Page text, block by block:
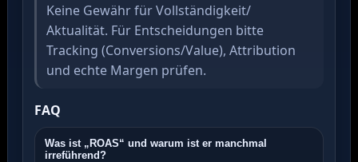
Keine Gewähr für Vollständigkeit/
Aktualität. Für Entscheidungen bitte
Tracking (Conversions/Value), Attribution
und echte Margen prüfen.
FAQ
Was ist „ROAS“ und warum ist er manchmal
irreführend?